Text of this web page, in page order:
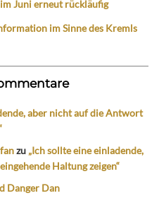
Juni erneut rückläufig
im Sinne des Kremls
aber nicht auf die Antwort
zu „Ich sollte eine einladende,
Haltung zeigen“
Danger Dan